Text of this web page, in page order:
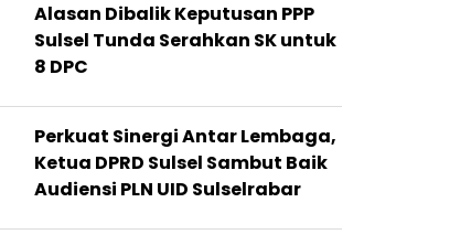
Alasan Dibalik Keputusan PPP
Sulsel Tunda Serahkan SK untuk
8 DPC
Perkuat Sinergi Antar Lembaga,
Ketua DPRD Sulsel Sambut Baik
Audiensi PLN UID Sulselrabar